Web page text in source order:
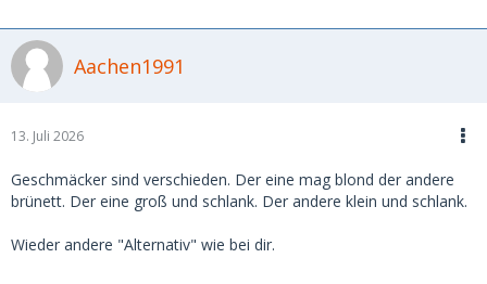
Aachen1991
13. Juli 2026
Geschmäcker sind verschieden. Der eine mag blond der andere
brünett. Der eine groß und schlank. Der andere klein und schlank.
Wieder andere "Alternativ" wie bei dir.